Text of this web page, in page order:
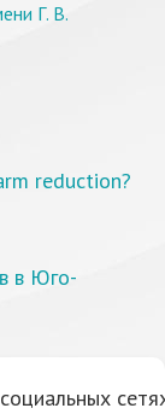
Г. В.
reduction?
в Юго-